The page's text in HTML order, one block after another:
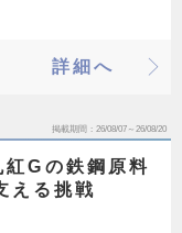
詳細へ
掲載期間 26/08/07～26/08/20
Gの鉄鋼原料
える挑戦